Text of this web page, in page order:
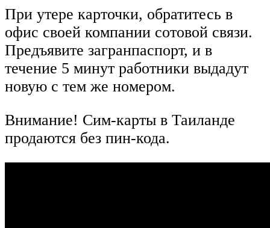
При утере карточки, обратитесь в
офис своей компании сотовой связи.
Предъявите загранпаспорт, и в
течение 5 минут работники выдадут
новую с тем же номером.
Внимание! Сим-карты в Таиланде
продаются без пин-кода.